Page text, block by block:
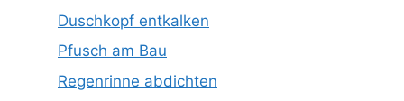
Duschkopf entkalken
Pfusch am Bau
Regenrinne abdichten